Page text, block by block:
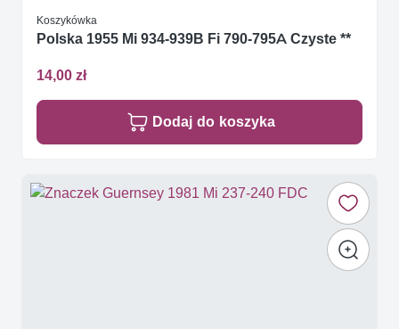
Koszykówka
Polska 1955 Mi 934-939B Fi 790-795A Czyste **
14,00 zł
Dodaj do koszyka